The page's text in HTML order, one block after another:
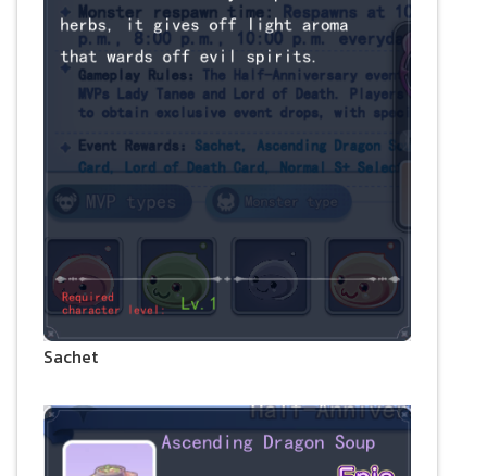
Sachet